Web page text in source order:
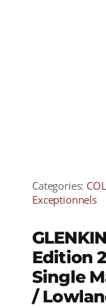
Categories:
Exceptionnels
Edition
Single
/